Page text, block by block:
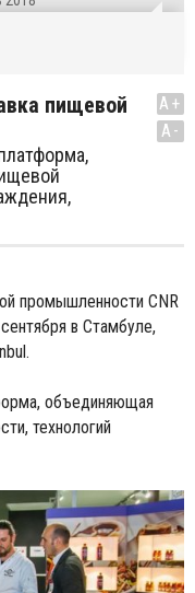
пищевой
A+
A-
промышленности CNR
в Стамбуле,
объединяющая
технологий